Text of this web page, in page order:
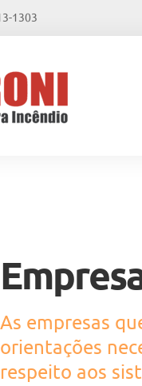
1303
As empresas
orientações
respeito aos